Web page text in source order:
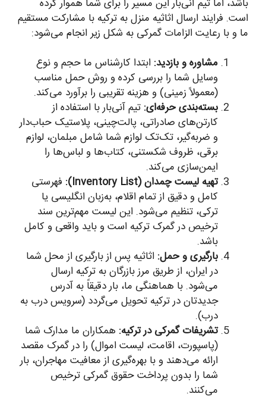
باشد، اما تیم آنی‌بار این مسیر را برای شما هموار کرده
است. فرایند ارسال اثاثیه منزل به ترکیه با مشارکت مستقیم
ما و با رعایت الزامات گمرکی به شکل زیر انجام می‌شود:
مشاوره و بازدید: ابتدا کارشناس ما حجم و نوع
وسایل شما را بررسی کرده و روش حمل مناسب
(معمولاً زمینی) و هزینه تقریبی را برآورد می‌کند.
بسته‌بندی حرفه‌ای: تیم آنی‌بار با استفاده از
کارتن‌های صادراتی، پالت‌چینی، پلاستیک حباب‌دار
و ضربه‌گیر، تک‌تک لوازم شما شامل مبلمان، لوازم
برقی، ظروف شکستنی، کتاب‌ها و لباس‌ها را
ایمن‌سازی می‌کند.
تهیه لیست چمدان (Inventory List):
فهرستی
کامل و دقیق از تمام اقلام، به‌زبان انگلیسی یا
ترکی، تنظیم می‌شود. این لیست مهم‌ترین سند
ترخیص در گمرک ترکیه است و باید واقعی و کامل
باشد.
بارگیری و حمل: اثاثیه پس از بارگیری از محل شما
در ایران، از طریق مرز بازرگان به ترکیه ارسال
می‌شود. با هماهنگی ما، بار دقیقاً به آدرس
جدیدتان در ترکیه تحویل می‌گردد (سرویس درب به
درب).
تشریفات گمرکی در ترکیه: همکاران ما مدارک شما
(پاسپورت، اقامت، لیست اموال) را در گمرک مقصد
ارائه می‌دهند و با بهره‌گیری از معافیت مهاجران، بار
شما را بدون پرداخت حقوق گمرکی ترخیص
می‌کنند.